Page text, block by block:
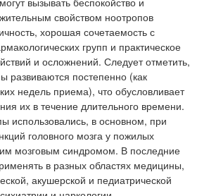
свойством ноотропов
хорошая сочетаемость с
групп и практическое
и осложнений. Следует отметить,
развиваются постепенно (как
недель приема), что обусловливает
их в течение длительного времени.
использовались, в основном, при
головного мозга у пожилых
мозговым синдромом. В последние
в разных областях медицины,
акушерской и педиатрической